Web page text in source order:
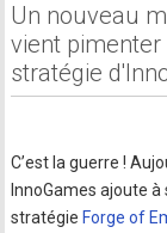
Un nouveau
vient
stratégie
C’est la guerre !
InnoGames ajoute
stratégie Forge of